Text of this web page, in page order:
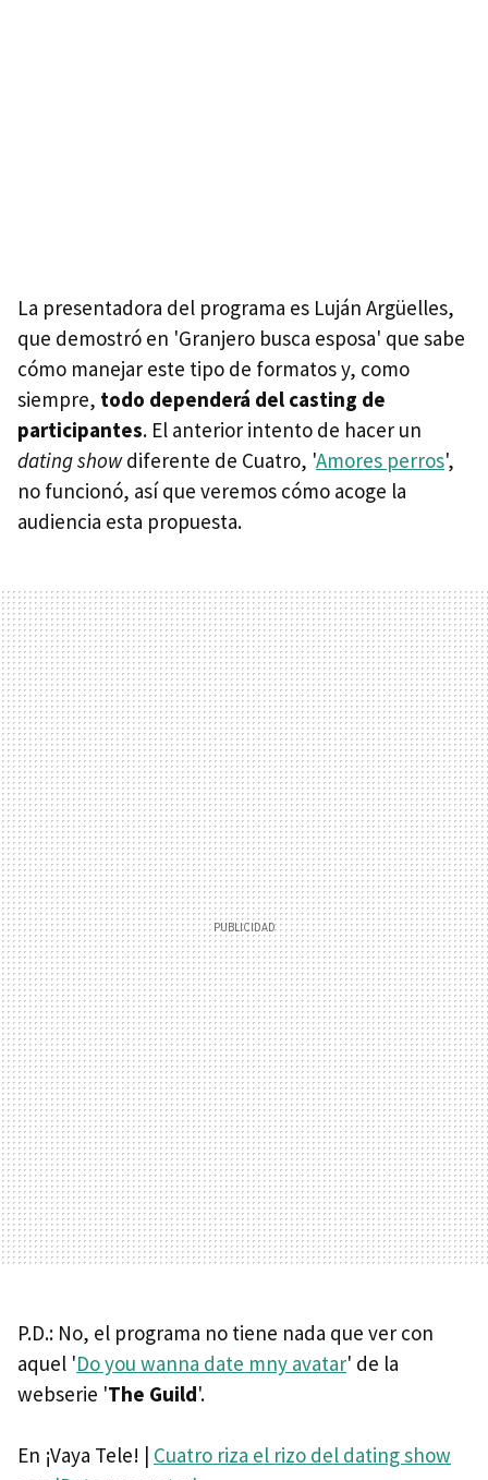
La presentadora del programa es Luján Argüelles,
que demostró en 'Granjero busca esposa' que sabe
cómo manejar este tipo de formatos y, como
siempre, todo dependerá del casting de
participantes. El anterior intento de hacer un
dating showdiferente de Cuatro, 'Amores perros',
no funcionó, así que veremos cómo acoge la
audiencia esta propuesta.
P.D.: No, el programa no tiene nada que ver con
aquel 'Do you wanna date mny avatar' de la
webserie 'The Guild'.
En ¡Vaya Tele! | Cuatro riza el rizo del dating show